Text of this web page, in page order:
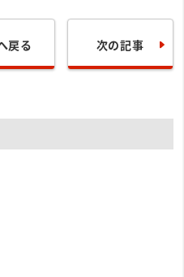
戻る 次の記事